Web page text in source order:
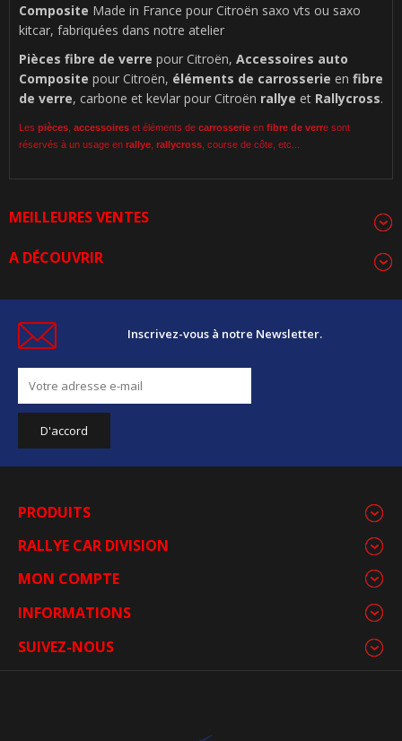
Composite Made in France pour Citroën saxo vts ou saxo
kitcar, fabriquées dans notre atelier
Pièces fibre de verre pour Citroën, Accessoires auto
Composite pour Citroën, éléments de carrosserie en fibre
de verre, carbone et kevlar pour Citroën rallye et Rallycross.
Les pièces accessoires et éléments de carrosserie en fibre de verre sont
réservés à un usage en rallye rallycross , course de côte, etc...
MEILLEURES VENTES
A DÉCOUVRIR
Inscrivez-vous à notre Newsletter.
PRODUITS
RALLYE CAR DIVISION
MON COMPTE
INFORMATIONS
SUIVEZ-NOUS